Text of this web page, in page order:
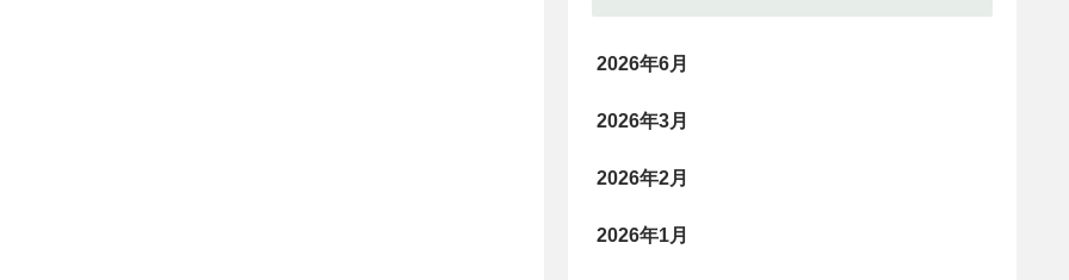
2026年6月
2026年3月
2026年2月
2026年1月